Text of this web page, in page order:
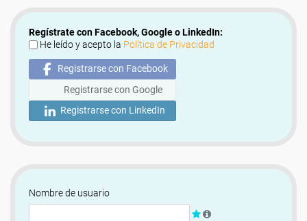
Regístrate con Facebook, Google o LinkedIn:
He leído y acepto la Política de Privacidad
Registrarse con Facebook
Registrarse con Google
Registrarse con LinkedIn
Nombre de usuario